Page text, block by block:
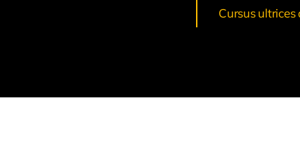
Cursus ultrices